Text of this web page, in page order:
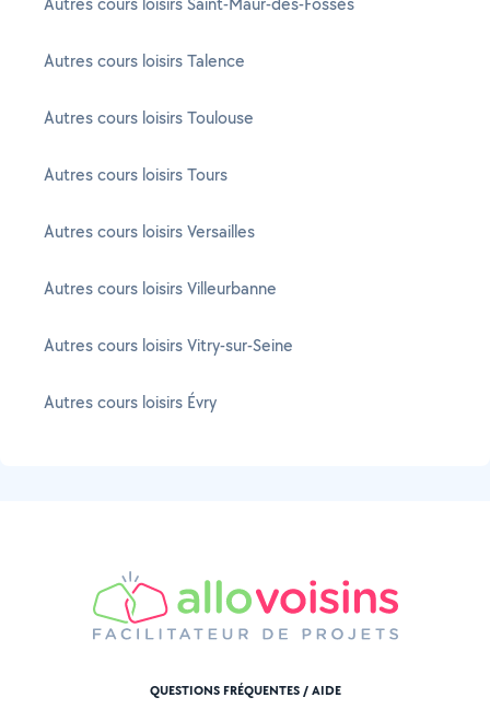
Autres cours loisirs Talence
Autres cours loisirs Toulouse
Autres cours loisirs Tours
Autres cours loisirs Versailles
Autres cours loisirs Villeurbanne
Autres cours loisirs Vitry-sur-Seine
Autres cours loisirs Évry
QUESTIONS FRÉQUENTES / AIDE